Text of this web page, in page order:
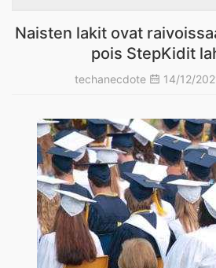
Naisten lakit ovat
pois StepKidit
techanecdote 14/12/